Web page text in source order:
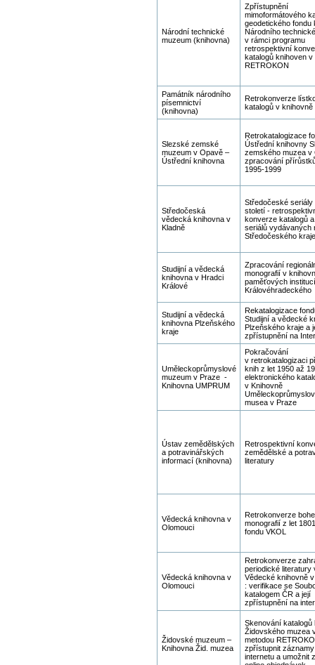
Národní technické
muzeum (knihovna)
Zpřístupnění
mimoformátového
geodetického fondu
Národního
v rámci programu
retrospektivní
katalogů knihoven v
RETROKON
Památník národního
písemnictví
(knihovna)
Retrokonverze
katalogů v knihovně
Slezské zemské
muzeum v Opavě –
Ústřední knihovna
Retrokatalogizace
Ústřední knihovny
zemského muzea v
zpracování
1995-1999
Středočeská
vědecká knihovna v
Kladně
Středočeské seriály
století -
konverze katalogů
seriálů vydávaných
Středočeského kraje
Studijní a vědecká
knihovna v Hradci
Králové
Zpracování
monografií v
paměťových
Královéhradeckého
Studijní a vědecká
knihovna Plzeňského
kraje
Rekatalogizace
Studijní a vědecké
Plzeňského kraje a
zpřístupnění na
Uměleckoprůmyslové
muzeum v Praze -
Knihovna UMPRUM
Pokračování
v retrokatalogizaci
knih z let 1950 až
elektronického
v Knihovně
musea v Praze
Ústav zemědělských
a potravinářských
informací (knihovna)
Retrospektivní
zemědělské a
literatury
Vědecká knihovna v
Olomouci
Retrokonverze
monografií z let
fondu VKOL
Vědecká knihovna v
Olomouci
Retrokonverze
periodické literatury
Vědecké knihovně
: verifikace se
katalogem ČR a její
zpřístupnění na
Židovské muzeum –
Knihovna Žid. muzea
Skenování katalogů
Židovského muzea
metodou
zpřístupnit záznamy
internetu a umožnit